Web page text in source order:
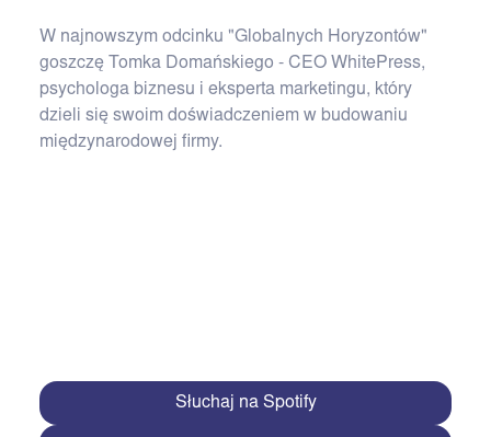
W najnowszym odcinku "Globalnych Horyzontów"
goszczę Tomka Domańskiego - CEO WhitePress,
psychologa biznesu i eksperta marketingu, który
dzieli się swoim doświadczeniem w budowaniu
międzynarodowej firmy.
Słuchaj na Spotify